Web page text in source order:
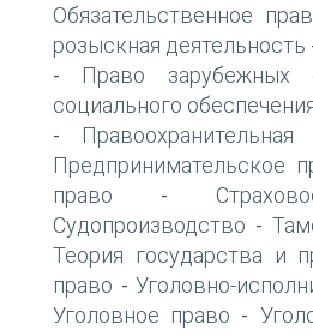
Обязательственное
розыскная деятельность
- Право зарубежных
социального
- Правоохранительная
Предпринимательское
право -
Судопроизводство -
Теория государства и
право - Уголовно-
Уголовное право -